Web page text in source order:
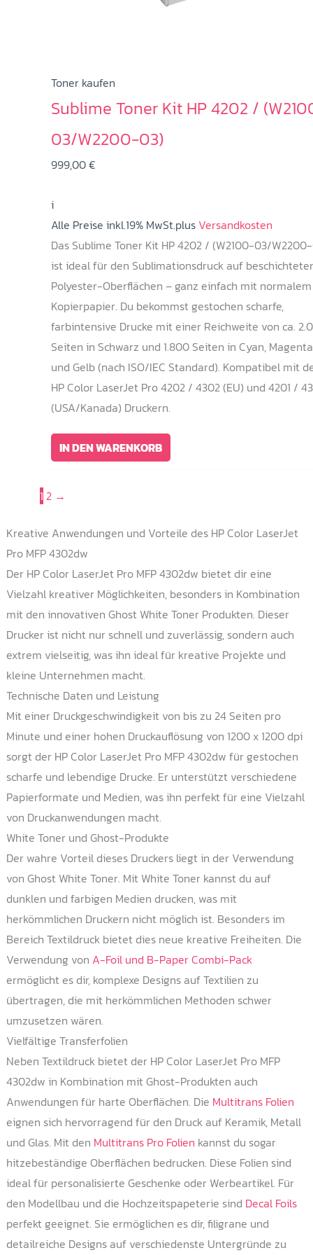
Toner kaufen
Sublime Toner Kit HP 4202 /
03/W2200-03)
999,00€
i
Alle Preise inkl.19% MwSt.plusVersandkosten
Das Sublime Toner Kit HP 4202 / (W2100-03/
ist ideal für den Sublimationsdruck auf
Polyester-Oberflächen – ganz einfach mit normalem
Kopierpapier. Du bekommst gestochen scharfe,
farbintensive Drucke mit einer Reichweite von ca.
Seiten in Schwarz und 1.800 Seiten in Cyan, Magenta
und Gelb (nach ISO/IEC Standard). Kompatibel mit
HP Color LaserJet Pro 4202 / 4302 (EU) und 4201 /
(USA/Kanada) Druckern.
IN DEN WARENKORB
1 2 →
Kreative Anwendungen und Vorteile des HP Color LaserJet
Pro MFP 4302dw
Der HP Color LaserJet Pro MFP 4302dw bietet dir eine
Vielzahl kreativer Möglichkeiten, besonders in Kombination
mit den innovativen Ghost White Toner Produkten. Dieser
Drucker ist nicht nur schnell und zuverlässig, sondern auch
extrem vielseitig, was ihn ideal für kreative Projekte und
kleine Unternehmen macht.
Technische Daten und Leistung
Mit einer Druckgeschwindigkeit von bis zu 24 Seiten pro
Minute und einer hohen Druckauflösung von 1200 x 1200 dpi
sorgt der HP Color LaserJet Pro MFP 4302dw für gestochen
scharfe und lebendige Drucke. Er unterstützt verschiedene
Papierformate und Medien, was ihn perfekt für eine Vielzahl
von Druckanwendungen macht.
White Toner und Ghost-Produkte
Der wahre Vorteil dieses Druckers liegt in der Verwendung
von Ghost White Toner. Mit White Toner kannst du auf
dunklen und farbigen Medien drucken, was mit
herkömmlichen Druckern nicht möglich ist. Besonders im
Bereich Textildruck bietet dies neue kreative Freiheiten. Die
Verwendung von A-Foil und B-Paper Combi-Pack
ermöglicht es dir, komplexe Designs auf Textilien zu
übertragen, die mit herkömmlichen Methoden schwer
umzusetzen wären.
Vielfältige Transferfolien
Neben Textildruck bietet der HP Color LaserJet Pro MFP
4302dw in Kombination mit Ghost-Produkten auch
Anwendungen für harte Oberflächen. Die Multitrans Folien
eignen sich hervorragend für den Druck auf Keramik, Metall
und Glas. Mit den Multitrans Pro Folien kannst du sogar
hitzebeständige Oberflächen bedrucken. Diese Folien sind
ideal für personalisierte Geschenke oder Werbeartikel. Für
den Modellbau und die Hochzeitspapeterie sind Decal Foils
perfekt geeignet. Sie ermöglichen es dir, filigrane und
detailreiche Designs auf verschiedenste Untergründe zu